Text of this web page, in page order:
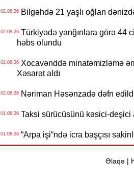
02.08.26Bilgəhdə 21 yaşlı oğlan
02.08.26Türkiyədə yanğınlara görə 44
həbs olundu
02.08.26Xocavənddə minatəmizləmə
Xəsarət aldı
02.08.26Nəriman Həsənzadə dəfn
01.08.26Taksi sürücüsünü kəsici-deşici
01.08.26“Arpa işi“ndə icra başçısı
Əlaqə|